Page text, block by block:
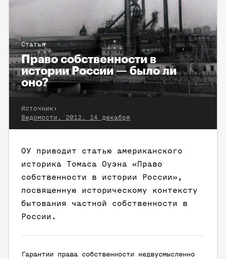
Статья
Право собственности в
истории России — было ли
оно?
Источник:
Ведомости. 2012. 14 декабря
ОУ приводит статью американского
историка Томаса Оуэна «Право
собственности в истории России»,
посвященную историческому контексту
бытования частной собственности в
России.
Гарантии права собственности недвусмысленно